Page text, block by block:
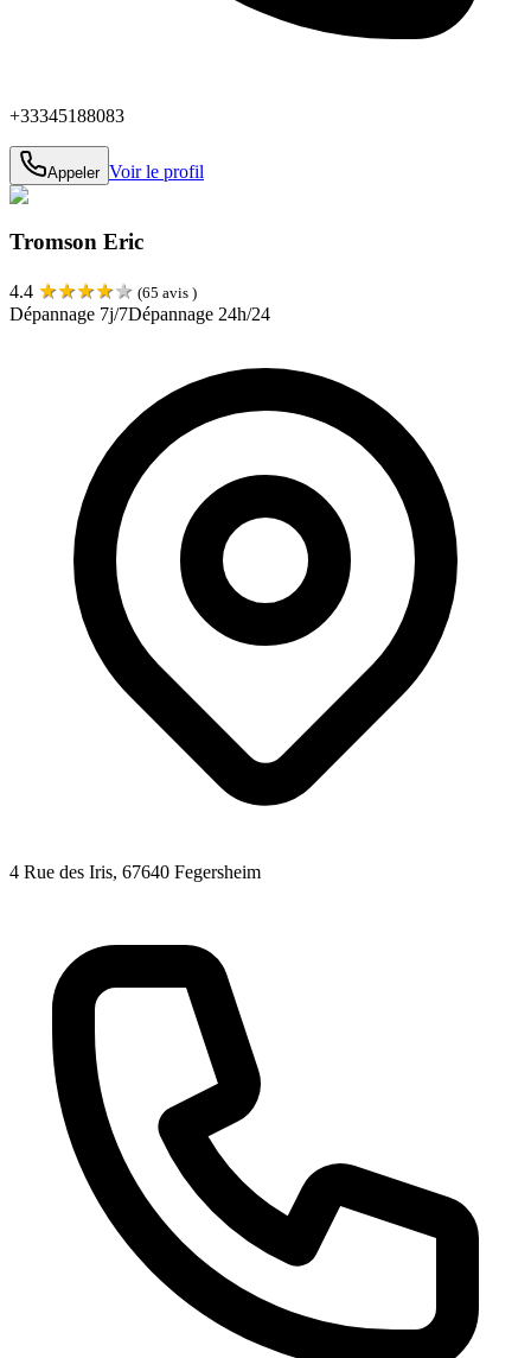
+33345188083
Appeler Voir le profil
Tromson Eric
4.4 ★★★★★ (65 avis )
Dépannage 7j/7Dépannage 24h/24
4 Rue des Iris, 67640 Fegersheim